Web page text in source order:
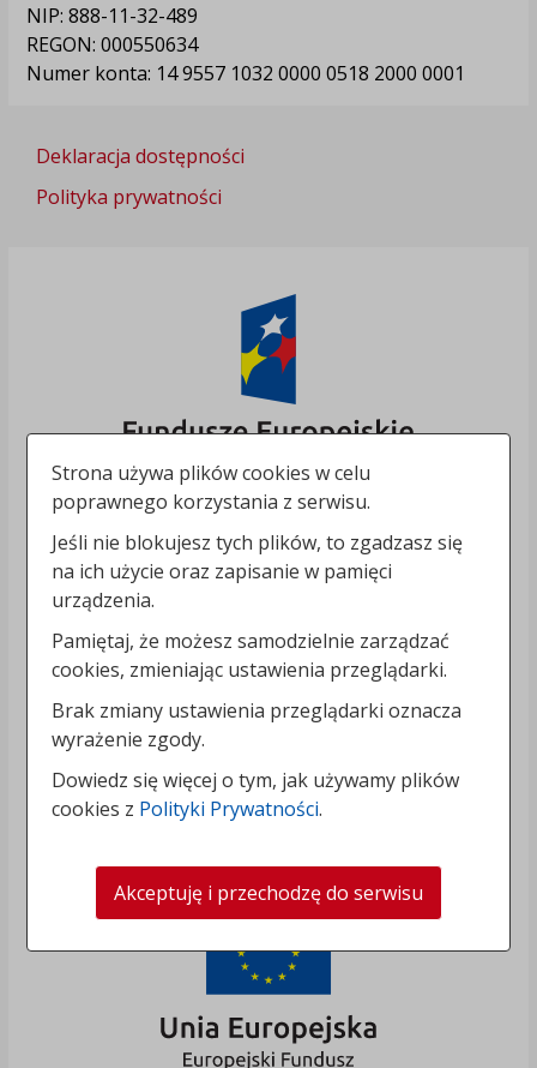
NIP: 888-11-32-489
REGON: 000550634
Numer konta: 14 9557 1032 0000 0518 2000 0001
Deklaracja dostępności
Polityka prywatności
Strona używa plików cookies w celu
poprawnego korzystania z serwisu.
Jeśli nie blokujesz tych plików, to zgadzasz się
na ich użycie oraz zapisanie w pamięci
urządzenia.
Pamiętaj, że możesz samodzielnie zarządzać
cookies, zmieniając ustawienia przeglądarki.
Brak zmiany ustawienia przeglądarki oznacza
wyrażenie zgody.
Dowiedz się więcej o tym, jak używamy plików
cookies z Polityki Prywatności.
Akceptuję i przechodzę do serwisu